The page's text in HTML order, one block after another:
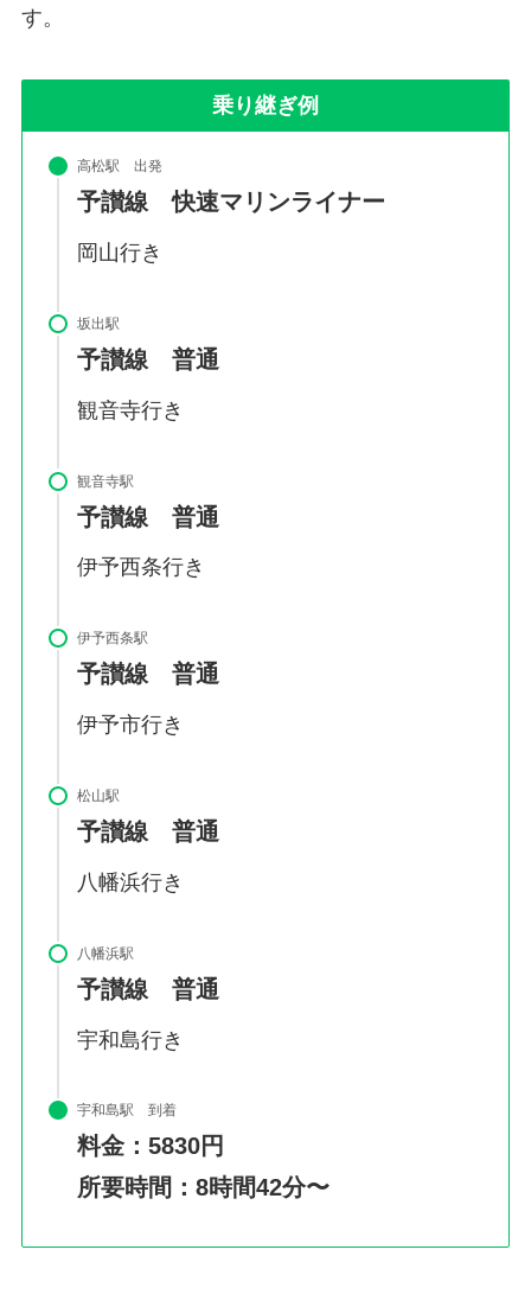
す。
乗り継ぎ例
高松駅 出発
予讃線 快速マリンライナー
岡山行き
坂出駅
予讃線 普通
観音寺行き
観音寺駅
予讃線 普通
伊予西条行き
伊予西条駅
予讃線 普通
伊予市行き
松山駅
予讃線 普通
八幡浜行き
八幡浜駅
予讃線 普通
宇和島行き
宇和島駅 到着
料金：5830円
所要時間：8時間42分〜